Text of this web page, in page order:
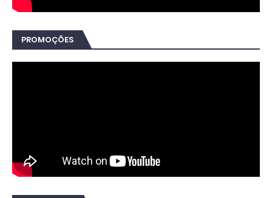
PROMOÇÕES